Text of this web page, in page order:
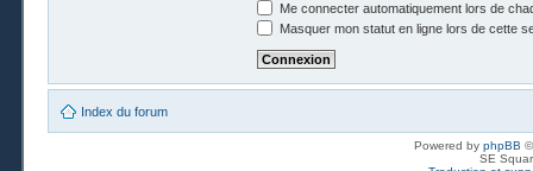
Me connecter automatiquement lors de
Masquer mon statut en ligne lors de cette
Index du forum
Powered by phpBB
SE